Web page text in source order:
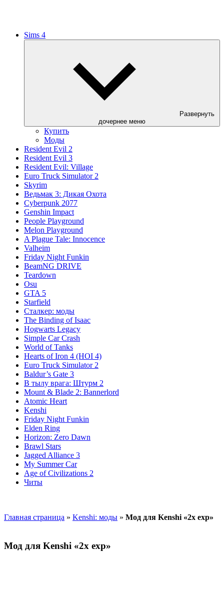
Sims 4
Развернуть
дочернее меню
Купить
Моды
Resident Evil 2
Resident Evil 3
Resident Evil: Village
Euro Truck Simulator 2
Skyrim
Ведьмак 3: Дикая Охота
Cyberpunk 2077
Genshin Impact
People Playground
Melon Playground
A Plague Tale: Innocence
Valheim
Friday Night Funkin
BeamNG DRIVE
Teardown
Osu
GTA 5
Starfield
Сталкер: моды
The Binding of Isaac
Hogwarts Legacy
Simple Car Crash
World of Tanks
Hearts of Iron 4 (HOI 4)
Euro Truck Simulator 2
Baldur’s Gate 3
В тылу врага: Штурм 2
Mount & Blade 2: Bannerlord
Atomic Heart
Kenshi
Friday Night Funkin
Elden Ring
Horizon: Zero Dawn
Brawl Stars
Jagged Alliance 3
My Summer Car
Age of Civilizations 2
Читы
Главная страница » Kenshi: моды » Мод для Kenshi «2x exp»
Мод для Kenshi «2x exp»